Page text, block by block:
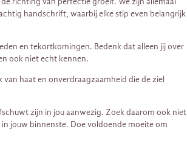
handschrift, waarbij elke stip even belangrijk
en tekortkomingen. Bedenk dat alleen jij over
ook niet echt kennen.
haat en onverdraagzaamheid die de ziel
zijn in jou aanwezig. Zoek daarom ook niet
jouw binnenste. Doe voldoende moeite om